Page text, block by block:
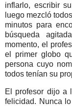
inflarlo, escribir
luego mezcló
minutos para
búsqueda
momento, el
el primer globo
persona cuyo
todos tenían su
El profesor dijo a
felicidad. Nunca